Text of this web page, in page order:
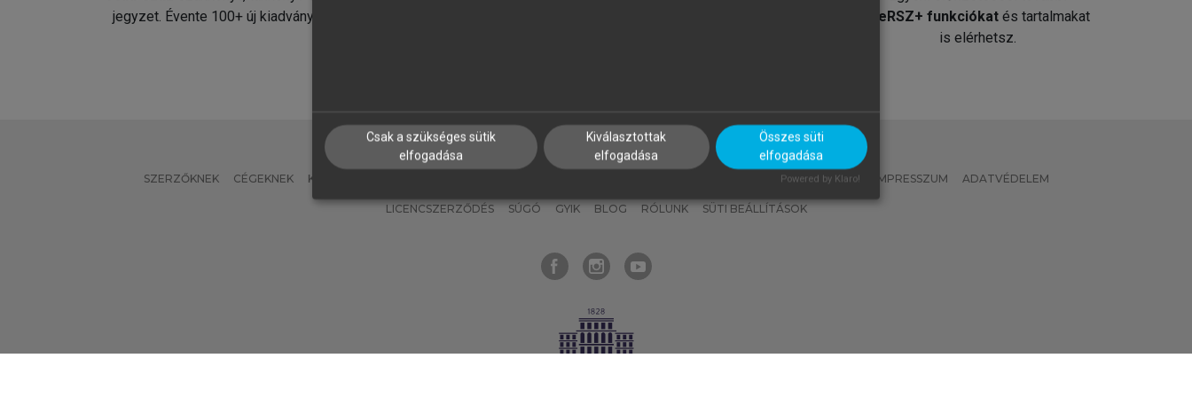
jegyzet. Évente 100+ új kiadvány.
MeRSZ+ funkciókat és tartalmakat
is elérhetsz.
SZERZŐKNEK CÉGEKNEK KÖNYVTÁROSOKNAK MI – ÁLTALÁNOS IRÁNYELVEK IMPRESSZUM ADATVÉDELEM
LICENCSZERZŐDÉS SÚGÓ GYIK BLOG RÓLUNK SÜTI BEÁLLÍTÁSOK
Csak a szükséges sütik
elfogadása
Kiválasztottak
elfogadása
Összes süti
elfogadása
Powered by Klaro!